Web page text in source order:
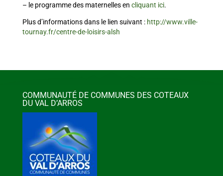
– le programme des maternelles en cliquant ici.
Plus d’informations dans le lien suivant : http://www.ville-
tournay.fr/centre-de-loisirs-alsh
COMMUNAUTÉ DE COMMUNES DES COTEAUX
DU VAL D’ARROS